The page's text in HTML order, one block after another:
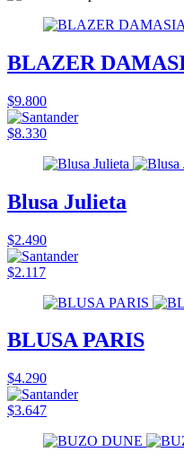
BLAZER
$9.800
$8.330
Blusa Julieta
$2.490
$2.117
BLUSA PARIS
$4.290
$3.647